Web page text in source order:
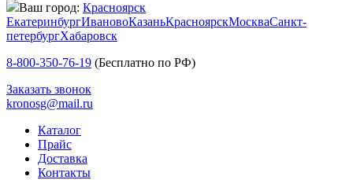
Ваш город: Красноярск
ЕкатеринбургИвановоКазаньКрасноярскМоскваСанкт-
петербургХабаровск
8-800-350-76-19 (Бесплатно по РФ)
Заказать звонок
kronosg@mail.ru
Каталог
Прайс
Доставка
Контакты